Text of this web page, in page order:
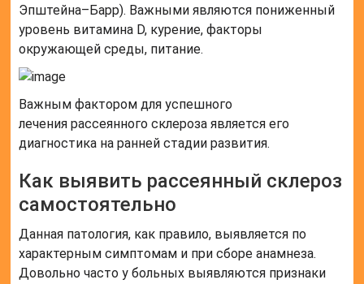
Эпштейна–Барр). Важными являются пониженный
уровень витамина D, курение, факторы
окружающей среды, питание.
Важным фактором для успешного
лечения рассеянного склероза является его
диагностика на ранней стадии развития.
Как выявить рассеянный склероз
самостоятельно
Данная патология, как правило, выявляется по
характерным симптомам и при сборе анамнеза.
Довольно часто у больных выявляются признаки